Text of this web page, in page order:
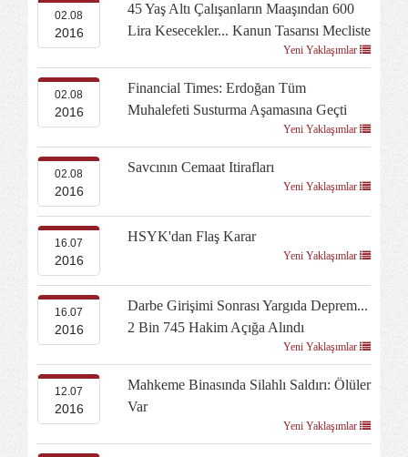
02.08
2016
45 Yaş Altı Çalışanların Maaşından 600
Lira Kesecekler... Kanun Tasarısı Mecliste
Yeni Yaklaşımlar
02.08
2016
Financial Times: Erdoğan Tüm
Muhalefeti Susturma Aşamasına Geçti
Yeni Yaklaşımlar
02.08
2016
Savcının Cemaat Itirafları
Yeni Yaklaşımlar
16.07
2016
HSYK'dan Flaş Karar
Yeni Yaklaşımlar
16.07
2016
Darbe Girişimi Sonrası Yargıda Deprem...
2 Bin 745 Hakim Açığa Alındı
Yeni Yaklaşımlar
12.07
2016
Mahkeme Binasında Silahlı Saldırı: Ölüler
Var
Yeni Yaklaşımlar